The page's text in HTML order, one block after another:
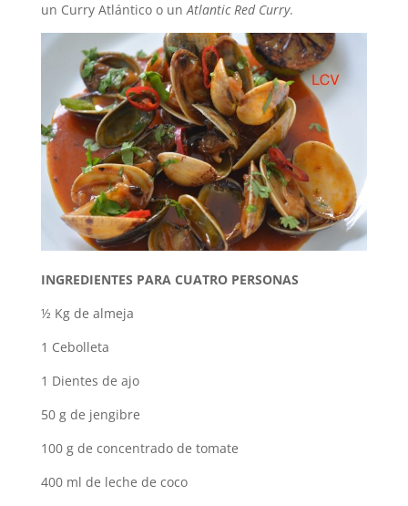
un Curry Atlántico o unAtlantic Red Curry.
INGREDIENTES PARA CUATRO PERSONAS
½ Kg de almeja
1 Cebolleta
1 Dientes de ajo
50 g de jengibre
100 g de concentrado de tomate
400 ml de leche de coco